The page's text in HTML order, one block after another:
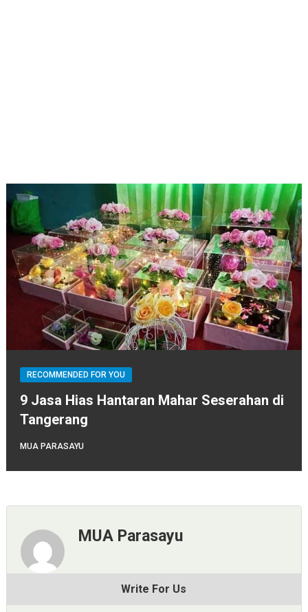
RECOMMENDED FOR YOU
9 Jasa Hias Hantaran Mahar Seserahan di
Tangerang
MUA PARASAYU
MUA Parasayu
Write For Us